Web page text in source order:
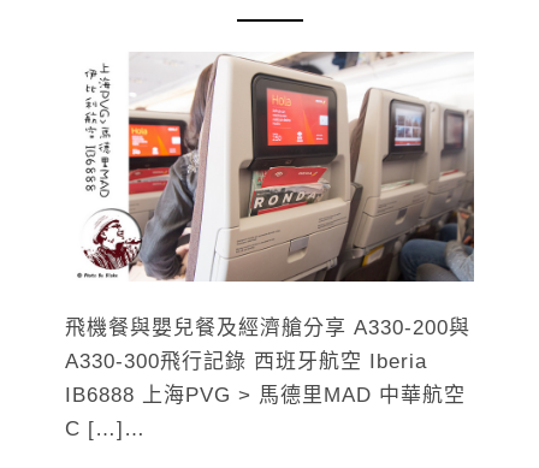
飛機餐與嬰兒餐及經濟艙分享 A330-200與
A330-300飛行記錄 西班牙航空 Iberia
IB6888 上海PVG > 馬德里MAD 中華航空
C […]…